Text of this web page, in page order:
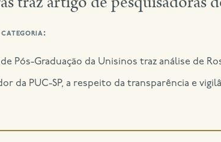
categoria:
Pós-Graduação da Unisinos traz análise de
da PUC-SP, a respeito da transparência e